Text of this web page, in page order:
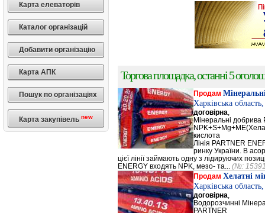
Карта елеваторів
Каталог організацій
Добавити організацію
Карта АПК
Пошук по організаціях
Карта закупівель new
Торгова площадка, останні 5
Продам
Харківська
договірна
Мінеральні добрива
кислота
Лінія PARTNER
ринку України. В
цієї лінії займають одну з лідируючих
ENERGY входять NPK, мезо- та... (№:
Продам Хелатні
Харківська
договірна
Водорозчинні
PARTNER